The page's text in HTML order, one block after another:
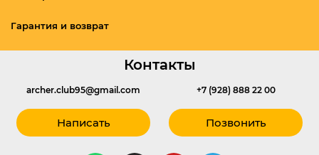
Гарантия и возврат
Контакты
archer.club95@gmail.com
Написать
+7 (928) 888 22 00
Позвонить